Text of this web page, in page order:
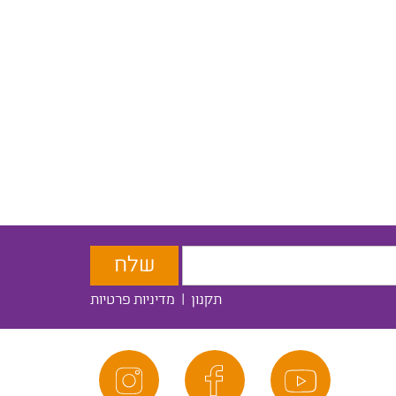
תקנון | מדיניות פרטיות